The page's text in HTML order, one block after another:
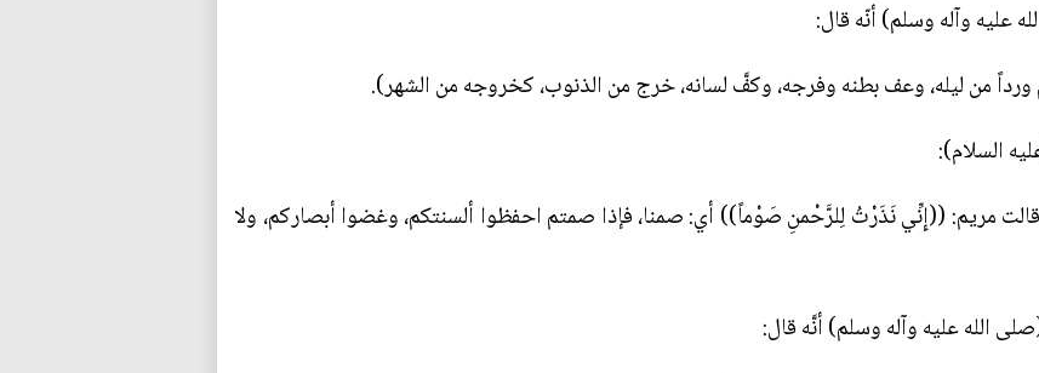
عليه وآله وسلم) أنّه قال:
ورداً من ليله، وعف بطنه وفرجه، وكفَّ لسانه، خرج من الذنوب، كخروجه من الشهر).
السلام):
مريم: ((إِنِّي نَذَرْتُ لِلرَّحْمنِ صَوْماً)) أي: صمنا، فإذا صمتم احفظوا ألسنتكم، وغضوا أبصاركم، ولا
الله عليه وآله وسلم) أنَّه قال: